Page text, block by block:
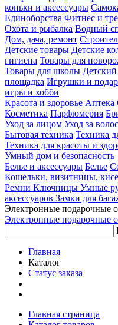
коньки и аксессуары
Единоборства Фитнес и
Охота и рыбалка Водный
Дом, дача, ремонт
Детские товары Детские
гигиена Товары для
Товары для школы
площадка Игрушки и
игры и хобби
Красота и здоровье Аптека
Косметика Парфюмерия
Уход за лицом Уход за
Бытовая техника Техника
Техника для красоты и
Умный дом и безопасность
Белье и аксессуары Белье
Кошельки, визитницы,
Ремни Ключницы Умные
аксессуаров Замки для
Электронные подарочные
Электронные подарочные
Главная
Каталог
Статус заказа
Главная страница